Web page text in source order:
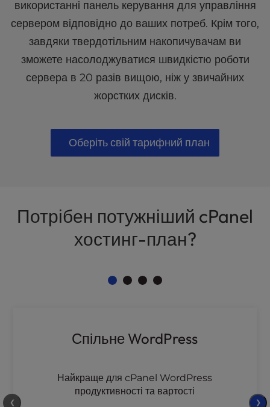
використанні панель керування для управління
сервером відповідно до ваших потреб. Крім того,
завдяки твердотільним накопичувачам ви
зможете насолоджуватися швидкістю роботи
сервера в 20 разів вищою, ніж у звичайних
жорстких дисків.
Оберіть свій тарифний план
Потрібен потужніший cPanel
хостинг-план?
Спільне WordPress
Найкраще для cPanel WordPress
продуктивності та вартості
❮ ❯